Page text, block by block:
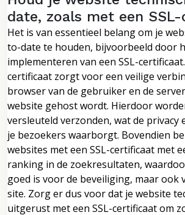
date, zoals met een
Het is van essentieel belang om je
to-date te houden, bijvoorbeeld door
implementeren van een SSL-certificaat.
certificaat zorgt voor een veilige
browser van de gebruiker en de
website gehost wordt. Hierdoor
versleuteld verzonden, wat de privacy
je bezoekers waarborgt. Bovendien
websites met een SSL-certificaat met
ranking in de zoekresultaten,
goed is voor de beveiliging, maar ook
site. Zorg er dus voor dat je website
uitgerust met een SSL-certificaat om